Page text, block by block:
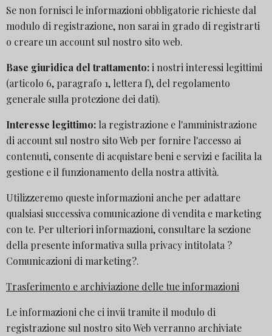
Se non fornisci le informazioni obbligatorie richieste dal
modulo di registrazione, non sarai in grado di registrarti
o creare un account sul nostro sito web.
Base giuridica del trattamento:i nostri interessi legittimi
(articolo 6, paragrafo 1, lettera f), del regolamento
generale sulla protezione dei dati).
Interesse legittimo: la registrazione e l'amministrazione
di account sul nostro sito Web per fornire l'accesso ai
contenuti, consente di acquistare beni e servizi e facilita la
gestione e il funzionamento della nostra attività.
Utilizzeremo queste informazioni anche per adattare
qualsiasi successiva comunicazione di vendita e marketing
con te. Per ulteriori informazioni, consultare la sezione
della presente informativa sulla privacy intitolata ?
Comunicazioni di marketing?.
Trasferimento e archiviazione delle tue informazioni
Le informazioni che ci invii tramite il modulo di
registrazione sul nostro sito Web verranno archiviate